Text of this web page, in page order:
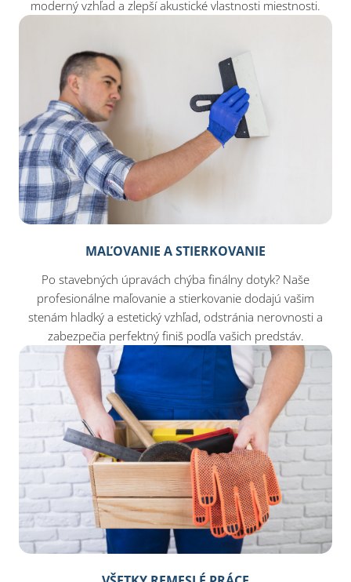
moderný vzhľad a zlepší akustické vlastnosti miestnosti.
MAĽOVANIE A STIERKOVANIE
Po stavebných úpravách chýba finálny dotyk? Naše
profesionálne maľovanie a stierkovanie dodajú vašim
stenám hladký a estetický vzhľad, odstránia nerovnosti a
zabezpečia perfektný finiš podľa vašich predstáv.